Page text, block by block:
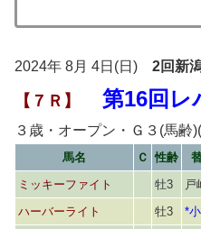
2024年 8月 4日(日) 2回新
【７Ｒ】 第16回レ
３歳・オープン・Ｇ３(馬
馬名 Ｃ 性齢
ミッキーファイト
牡3 戸
ハーバーライト
牡3 *